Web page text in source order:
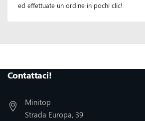
ed effettuate un ordine in pochi clic!
Contattaci!
Minitop
Strada Europa, 39